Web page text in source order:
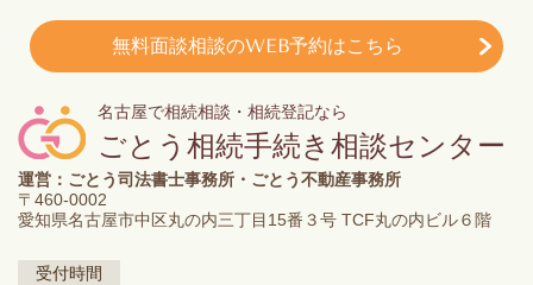
無料面談相談のWEB予約はこちら
名古屋で相続相談・相続登記なら
ごとう相続手続き相談センター
運営：ごとう司法書士事務所・ごとう不動産事務所
〒460-0002
愛知県名古屋市中区丸の内三丁目15番３号 TCF丸の内ビル６階
受付時間